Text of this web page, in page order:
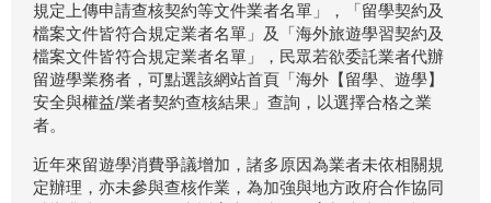
規定上傳申請查核契約等文件業者名單」，「留學契約及
檔案文件皆符合規定業者名單」及「海外旅遊學習契約及
檔案文件皆符合規定業者名單」，民眾若欲委託業者代辦
留遊學業務者，可點選該網站首頁「海外【留學、遊學】
安全與權益/業者契約查核結果」查詢，以選擇合格之業
者。
近年來留遊學消費爭議增加，諸多原因為業者未依相關規
定辦理，亦未參與查核作業，為加強與地方政府合作協同